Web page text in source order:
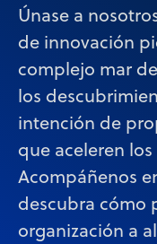
Únase a
de innovación
complejo mar
los
intención de
que aceleren
Acompáñenos
descubra cómo
organización a